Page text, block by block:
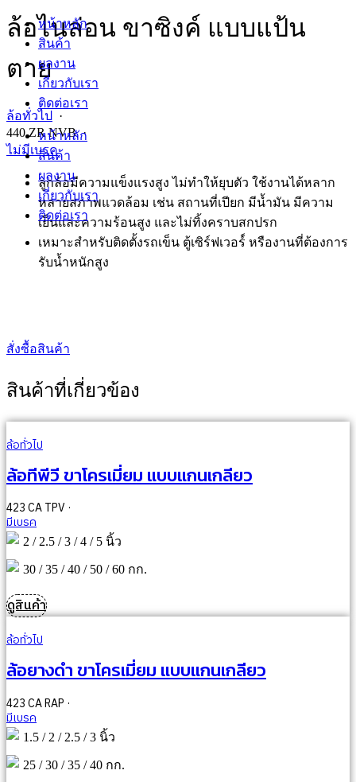
หน้าหลัก
สินค้า
ผลงาน
เกี่ยวกับเรา
ติดต่อเรา
หน้าหลัก
สินค้า
ผลงาน
เกี่ยวกับเรา
ติดต่อเรา
ล้อไนล่อน ขาซิงค์ แบบแป้น
ตาย
ล้อทั่วไป
·
440 ZR NVB ·
ไม่มีเบรค
ลูกล้อมีความแข็งแรงสูง ไม่ทำให้ยุบตัว ใช้งานได้หลาก
หลายสภาพแวดล้อม เช่น สถานที่เปียก มีน้ำมัน มีความ
เย็นและความร้อนสูง และไม่ทิ้งคราบสกปรก
เหมาะสำหรับติดตั้งรถเข็น ตู้เซิร์ฟเวอร์์ หรืองานที่ต้องการ
รับน้ำหนักสูง
สั่งซื้อสินค้า
สินค้าที่เกี่ยวข้อง
ล้อทั่วไป
ล้อทีพีวี ขาโครเมี่ยม แบบแกนเกลียว
423 CA TPV ·
มีเบรค
2 / 2.5 / 3 / 4 / 5 นิ้ว
30 / 35 / 40 / 50 / 60 กก.
ดูสินค้า
ล้อทั่วไป
ล้อยางดำ ขาโครเมี่ยม แบบแกนเกลียว
423 CA RAP ·
มีเบรค
1.5 / 2 / 2.5 / 3 นิ้ว
25 / 30 / 35 / 40 กก.